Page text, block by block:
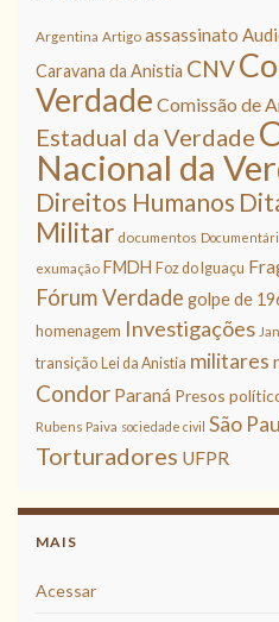
Argentina Artigo assassinato
Caravana da Anistia CNV
Verdade Comissão de
Estadual da Verdade
Nacional da
Direitos Humanos
Militar documentos
exumação FMDH Foz do Iguaçu
Fórum Verdade golpe de
homenagem Investigações
transição
Lei da Anistia militares
Condor Paraná Presos
Rubens Paiva sociedade civil São
Torturadores UFPR
MAIS
Acessar